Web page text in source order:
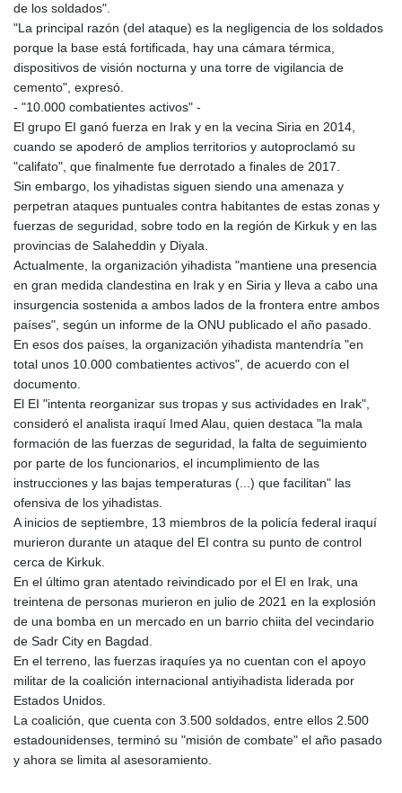
de los soldados".
"La principal razón (del ataque) es la negligencia de los soldados
porque la base está fortificada, hay una cámara térmica,
dispositivos de visión nocturna y una torre de vigilancia de
cemento", expresó.
- "10.000 combatientes activos" -
El grupo EI ganó fuerza en Irak y en la vecina Siria en 2014,
cuando se apoderó de amplios territorios y autoproclamó su
"califato", que finalmente fue derrotado a finales de 2017.
Sin embargo, los yihadistas siguen siendo una amenaza y
perpetran ataques puntuales contra habitantes de estas zonas y
fuerzas de seguridad, sobre todo en la región de Kirkuk y en las
provincias de Salaheddin y Diyala.
Actualmente, la organización yihadista "mantiene una presencia
en gran medida clandestina en Irak y en Siria y lleva a cabo una
insurgencia sostenida a ambos lados de la frontera entre ambos
países", según un informe de la ONU publicado el año pasado.
En esos dos países, la organización yihadista mantendría "en
total unos 10.000 combatientes activos", de acuerdo con el
documento.
El EI "intenta reorganizar sus tropas y sus actividades en Irak",
consideró el analista iraquí Imed Alau, quien destaca "la mala
formación de las fuerzas de seguridad, la falta de seguimiento
por parte de los funcionarios, el incumplimiento de las
instrucciones y las bajas temperaturas (...) que facilitan" las
ofensiva de los yihadistas.
A inicios de septiembre, 13 miembros de la policía federal iraquí
murieron durante un ataque del EI contra su punto de control
cerca de Kirkuk.
En el último gran atentado reivindicado por el EI en Irak, una
treintena de personas murieron en julio de 2021 en la explosión
de una bomba en un mercado en un barrio chiita del vecindario
de Sadr City en Bagdad.
En el terreno, las fuerzas iraquíes ya no cuentan con el apoyo
militar de la coalición internacional antiyihadista liderada por
Estados Unidos.
La coalición, que cuenta con 3.500 soldados, entre ellos 2.500
estadounidenses, terminó su "misión de combate" el año pasado
y ahora se limita al asesoramiento.